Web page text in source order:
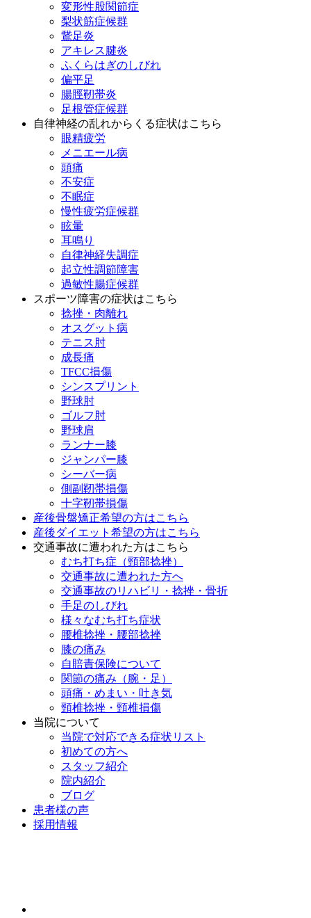
変形性股関節症
梨状筋症候群
鵞足炎
アキレス腱炎
ふくらはぎのしびれ
偏平足
腸脛靭帯炎
足根管症候群
自律神経の乱れからくる症状はこちら
眼精疲労
メニエール病
頭痛
不安症
不眠症
慢性疲労症候群
眩暈
耳鳴り
自律神経失調症
起立性調節障害
過敏性腸症候群
スポーツ障害の症状はこちら
捻挫・肉離れ
オスグット病
テニス肘
成長痛
TFCC損傷
シンスプリント
野球肘
ゴルフ肘
野球肩
ランナー膝
ジャンパー膝
シーバー病
側副靭帯損傷
十字靭帯損傷
産後骨盤矯正希望の方はこちら
産後ダイエット希望の方はこちら
交通事故に遭われた方はこちら
むち打ち症（頸部捻挫）
交通事故に遭われた方へ
交通事故のリハビリ・捻挫・骨折
手足のしびれ
様々なむち打ち症状
腰椎捻挫・腰部捻挫
膝の痛み
自賠責保険について
関節の痛み（腕・足）
頭痛・めまい・吐き気
頸椎捻挫・頸椎損傷
当院について
当院で対応できる症状リスト
初めての方へ
スタッフ紹介
院内紹介
ブログ
患者様の声
採用情報